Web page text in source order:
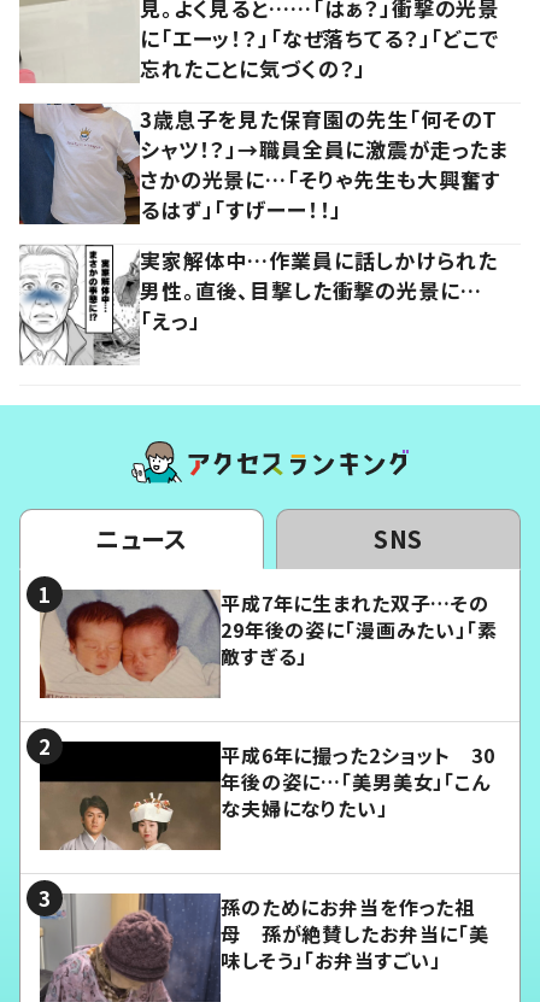
見。よく見ると……「はぁ？」衝撃の光景
に「エーッ！？」「なぜ落ちてる？」「どこで
忘れたことに気づくの？」
3歳息子を見た保育園の先生「何そのT
シャツ！？」→職員全員に激震が走ったま
さかの光景に…「そりゃ先生も大興奮す
るはず」「すげーー！！」
実家解体中…作業員に話しかけられた
男性。直後、目撃した衝撃の光景に…
「えっ」
ニュース SNS
平成7年に生まれた双子…その
29年後の姿に「漫画みたい」「素
敵すぎる」
平成6年に撮った2ショット 30
年後の姿に…「美男美女」「こん
な夫婦になりたい」
孫のためにお弁当を作った祖
母 孫が絶賛したお弁当に「美
味しそう」「お弁当すごい」